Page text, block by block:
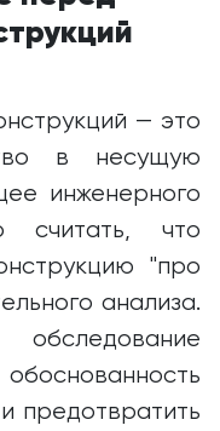
— это
в несущую
инженерного
считать, что
"про
анализа.
предотвратить